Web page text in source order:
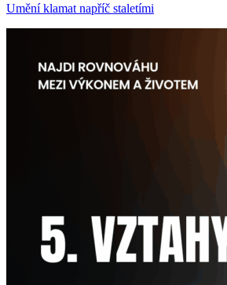
Umění klamat napříč staletími